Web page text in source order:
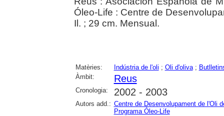
Óleo-Life : Centre de
Il. ; 29 cm. Mensual.
Matèries: Indústria de l'oli ; Oli d'oliva;
Àmbit:
Reus
Cronologia: 2002 - 2003
Autors add.: Centre de Desenvolupament de l'Oli
Programa Óleo-Life